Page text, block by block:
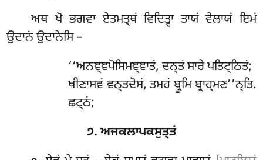
ਅਥ ਖੋ ਭਗਵਾ ਏਤਮਤ੍ਥਂ ਵਿਦਿਤ੍ਵਾ ਤਾਯਂ ਵੇਲਾਯਂ ਇਮਂ
ਉਦਾਨਂ ਉਦਾਨੇਸਿ –
‘‘ਅਨਞ੍ਞਪੋਸਿਮਞ੍ਞਾਤਂ, ਦਨ੍ਤਂ ਸਾਰੇ ਪਤਿਟ੍ਠਿਤਂ;
ਖੀਣਾਸਵਂ ਵਨ੍ਤਦੋਸਂ, ਤਮਹਂ ਬ੍ਰੂਮਿ ਬ੍ਰਾਹ੍ਮਣ’’ਨ੍ਤਿ.
ਛਟ੍ਠਂ;
੭. ਅਜਕਲਾਪਕਸੁਤ੍ਤਂ